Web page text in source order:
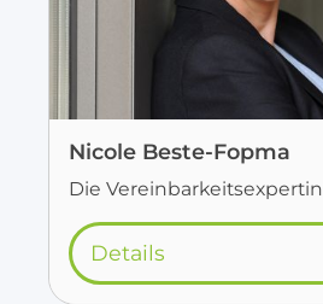
Nicole Beste-Fopma
Die Vereinbarkeitsexpertin
Details